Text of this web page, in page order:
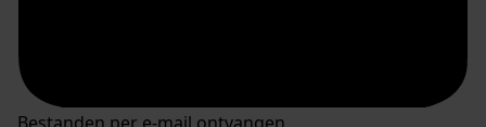
Bestanden per e-mail ontvangen